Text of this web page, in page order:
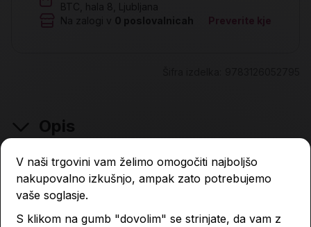
BTC, hala 8, Ljubljana
Na zalogi v 0 poslovalnicah Preverite kje
Opis
Lastnosti izdelka
V naši trgovini vam želimo omogočiti najboljšo
nakupovalno izkušnjo, ampak zato potrebujemo
vaše soglasje.
S klikom na gumb "dovolim" se strinjate, da vam z